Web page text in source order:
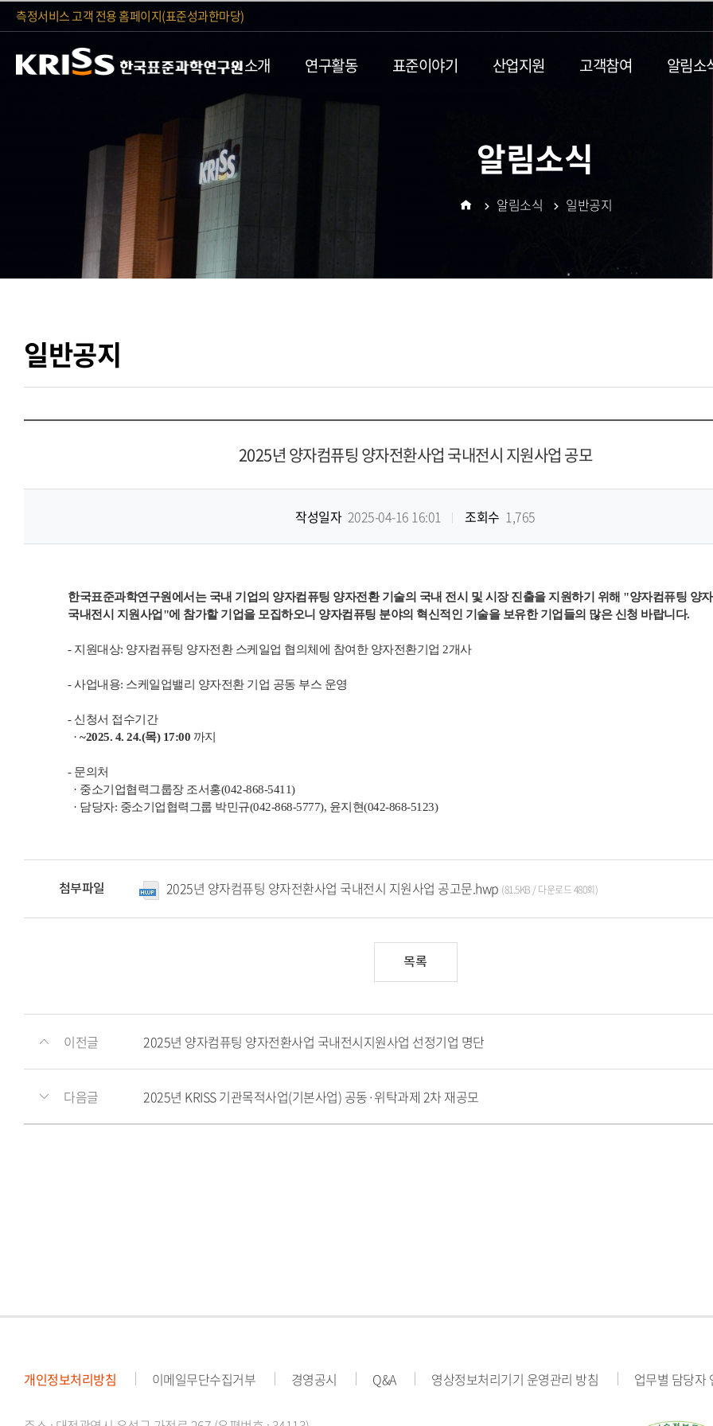
측정서비스 고객 전용 홈페이지(표준성과한마당)
소개 연구활동 표준이야기 산업지원 고객참여 알림소
알림소식
일반공지
알림소식 일반공지
2025년 양자컴퓨팅 양자전환사업 국내전시 지원사업 공모
작성일자 2025-04-16 16:01 조회수 1,765
한국표준과학연구원에서는 국내 기업의 양자컴퓨팅 양자전환 기술의 국내 전시 및 시장 진출을 지원하기 위해 "양자컴퓨팅 양
국내전시 지원사업"에 참가할 기업을 모집하오니 양자컴퓨팅 분야의 혁신적인 기술을 보유한 기업들의 많은 신청 바랍니다.
- 지원대상: 양자컴퓨팅 양자전환 스케일업 협의체에 참여한 양자전환기업 2개사
- 사업내용: 스케일업밸리 양자전환 기업 공동 부스 운영
- 신청서 접수기간
· ~2025. 4. 24.(목) 17:00 까지
- 문의처
· 중소기업협력그룹장 조서홍(042-868-5411)
· 담당자: 중소기업협력그룹 박민규(042-868-5777), 윤지현(042-868-5123)
첨부파일 2025년 양자컴퓨팅 양자전환사업 국내전시 지원사업 공고문.hwp (81.5KB / 다운로드 480회)
목록
이전글 2025년 양자컴퓨팅 양자전환사업 국내전시지원사업 선정기업 명단
다음글 2025년 KRISS 기관목적사업(기본사업) 공동·위탁과제 2차 재공모
개인정보처리방침 이메일무단수집거부 경영공시 Q&A 영상정보처리기기 운영관리 방침 업무별 담당자